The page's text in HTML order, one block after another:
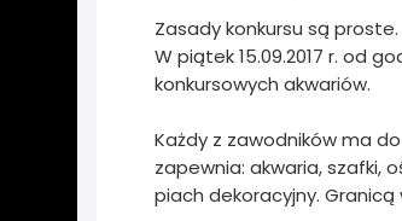
Zasady konkursu są proste.
W piątek 15.09.2017 r. od
konkursowych akwariów.
Każdy z zawodników ma
zapewnia: akwaria, szafki,
piach dekoracyjny.